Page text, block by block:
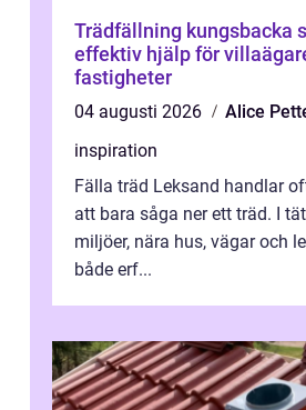
Trädfällning kungsbacka säker och
effektiv hjälp för
fastigheter
04 augusti 2026
Alice
inspiration
Fälla träd Leksand handlar
att bara såga ner ett träd. I
miljöer, nära hus, vägar och
både erf...